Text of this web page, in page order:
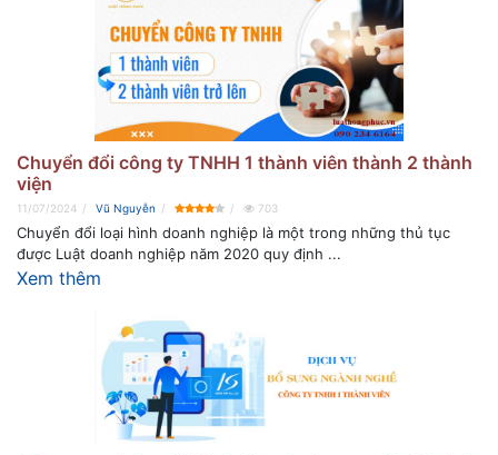
Chuyển đổi công ty TNHH 1 thành viên thành 2 thành
viện
11/07/2024 Vũ Nguyễn 703
Chuyển đổi loại hình doanh nghiệp là một trong những thủ tục
được Luật doanh nghiệp năm 2020 quy định ...
Xem thêm